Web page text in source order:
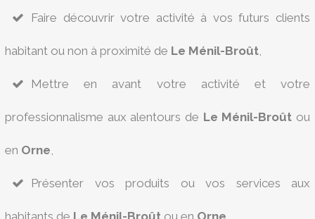
Faire découvrir votre activité à vos futurs clients
habitant ou non à proximité de Le Ménil-Broût,
Mettre en avant votre activité et votre
professionnalisme aux alentours de Le Ménil-Broût ou
en Orne,
Présenter vos produits ou vos services aux
habitants de Le Ménil-Broût ou en Orne